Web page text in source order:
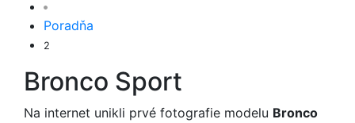
Poradňa
2
Bronco Sport
Na internet unikli prvé fotografie modelu Bronco